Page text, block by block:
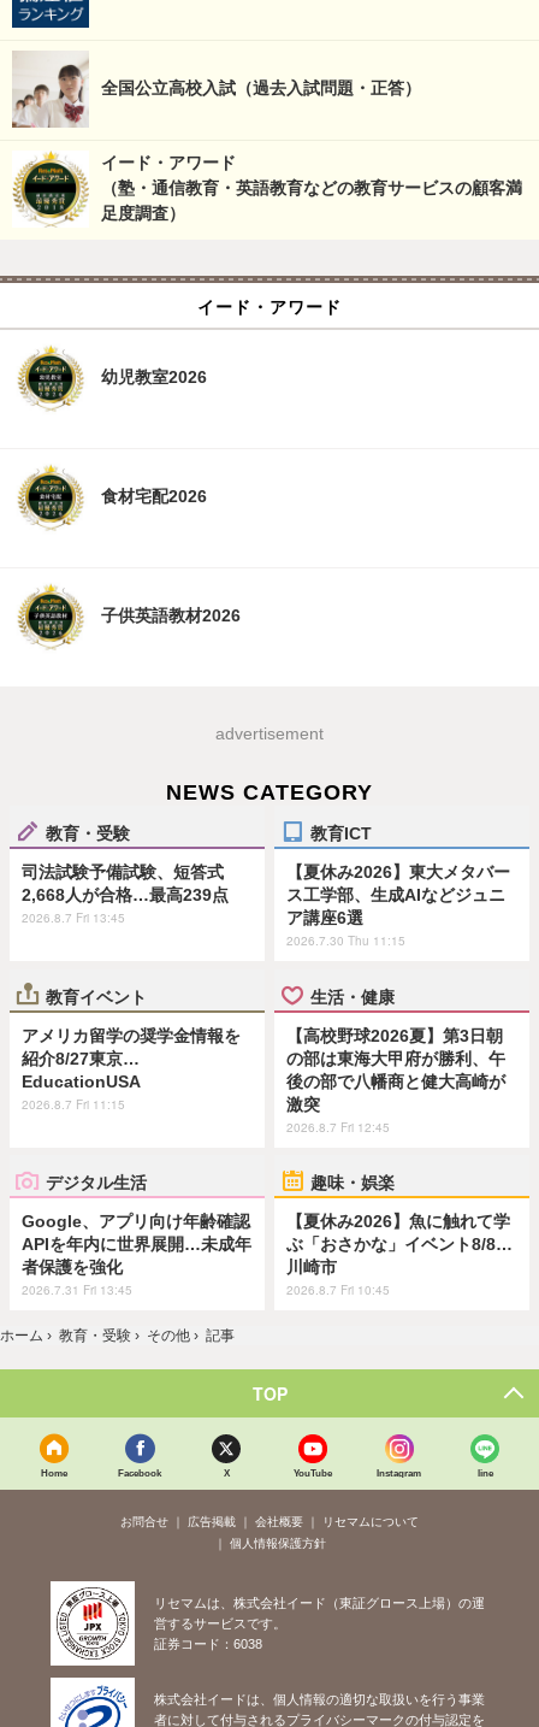
全国公立高校入試（過去入試問題・正答）
イード・アワード
（塾・通信教育・英語教育などの教育サービスの顧客満
足度調査）
イード・アワード
幼児教室2026
食材宅配2026
子供英語教材2026
advertisement
NEWS CATEGORY
教育・受験
司法試験予備試験、短答式
2,668人が合格…最高239点
2026.8.7 Fri 13:45
教育ICT
【夏休み2026】東大メタバー
ス工学部、生成AIなどジュニ
ア講座6選
2026.7.30 Thu 11:15
教育イベント
アメリカ留学の奨学金情報を
紹介8/27東京…
EducationUSA
2026.8.7 Fri 11:15
生活・健康
【高校野球2026夏】第3日朝
の部は東海大甲府が勝利、午
後の部で八幡商と健大高崎が
激突
2026.8.7 Fri 12:45
デジタル生活
Google、アプリ向け年齢確認
APIを年内に世界展開…未成年
者保護を強化
2026.7.31 Fri 13:45
趣味・娯楽
【夏休み2026】魚に触れて学
ぶ「おさかな」イベント8/8…
川崎市
2026.8.7 Fri 10:45
ホーム › 教育・受験 › その他 › 記事
TOP
Home Facebook X YouTube Instagram line
お問合せ 広告掲載 会社概要
リセマムについて
個人情報保護方針
リセマムは、株式会社イード（東証グロース上場）の運
営するサービスです。
証券コード：6038
株式会社イードは、個人情報の適切な取扱いを行う事業
者に対して付与されるプライバシーマークの付与認定を